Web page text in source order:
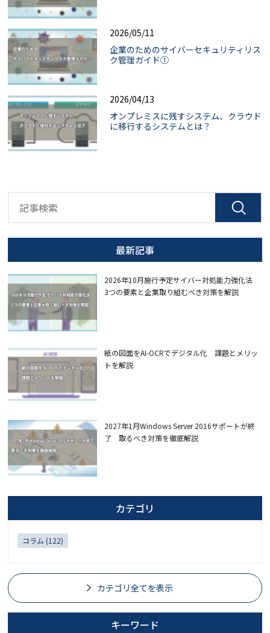
2026/05/11
企業のためのサイバーセキュリティリス
ク管理ガイド①
2026/04/13
オンプレミスに残すシステム、クラウド
に移行するシステムとは？
最新記事
2026年10月施行予定サイバー対処能力強化法
3つの要素と企業取り組むべき対策を解説
紙の図面をAI-OCRでデジタル化 課題とメリッ
トを解説
2027年1月Windows Server 2016サポートが終
了 取るべき対策を徹底解説
カテゴリ
コラム (122)
カテゴリ全てを表示
キーワード